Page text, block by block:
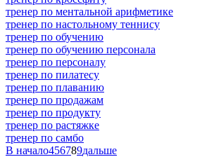
тренер по ментальной арифметике
тренер по настольному теннису
тренер по обучению
тренер по обучению персонала
тренер по персоналу
тренер по пилатесу
тренер по плаванию
тренер по продажам
тренер по продукту
тренер по растяжке
тренер по самбо
В начало456789дальше